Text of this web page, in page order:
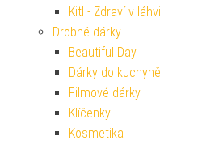
Kitl - Zdraví v láhvi
Drobné dárky
Beautiful Day
Dárky do kuchyně
Filmové dárky
Klíčenky
Kosmetika